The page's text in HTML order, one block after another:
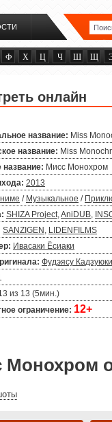
Ф Х Ц Ч Ш Щ
онлайн
название: Miss
название: Miss
название: Мисс Монохром
2013
/ Музыкальное /
SHIZA Project,AniDUB,
SANZIGEN , LIDENFILMS
Ивасаки Ёсиаки
Фудэясу Кадзуюки
из 13 (5мин.)
ограничение: 12+